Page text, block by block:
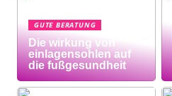
GUTE BERATUNG
Die wirkung von
einlagensohlen auf
die fußgesundheit